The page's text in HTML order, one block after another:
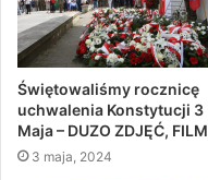
Świętowaliśmy rocznicę
uchwalenia Konstytucji 3
Maja – DUZO ZDJĘĆ, FILM
3 maja, 2024